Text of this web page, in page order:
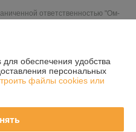
ответственностью "Ом-
обеспечения удобства
персональных
файлы cookies или